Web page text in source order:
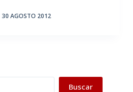
30 AGOSTO 2012
Buscar